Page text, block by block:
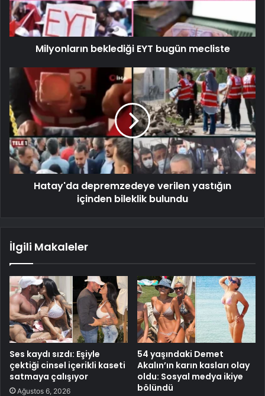
Milyonların beklediği EYT bugün mecliste
Hatay'da depremzedeye verilen yastığın
içinden bileklik bulundu
İlgili Makaleler
Ses kaydı sızdı: Eşiyle
çektiği cinsel içerikli kaseti
satmaya çalışıyor
Ağustos 6, 2026
54 yaşındaki Demet
Akalın’ın karın kasları olay
oldu: Sosyal medya ikiye
bölündü